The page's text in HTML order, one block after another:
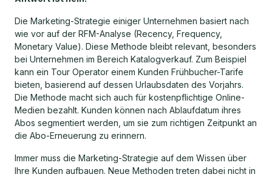
Die Marketing-Strategie einiger Unternehmen basiert nach
wie vor auf der RFM-Analyse (Recency, Frequency,
Monetary Value). Diese Methode bleibt relevant, besonders
bei Unternehmen im Bereich Katalogverkauf. Zum Beispiel
kann ein Tour Operator einem Kunden Frühbucher-Tarife
bieten, basierend auf dessen Urlaubsdaten des Vorjahrs.
Die Methode macht sich auch für kostenpflichtige Online-
Medien bezahlt. Kunden können nach Ablaufdatum ihres
Abos segmentiert werden, um sie zum richtigen Zeitpunkt an
die Abo-Erneuerung zu erinnern.
Immer muss die Marketing-Strategie auf dem Wissen über
Ihre Kunden aufbauen. Neue Methoden treten dabei nicht in